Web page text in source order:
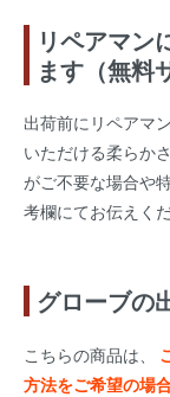
リペアマン
ます（無料
出荷前にリペアマ
いただける柔らか
がご不要な場合や
考欄にてお伝えくだ
グローブの
こちらの商品は、
方法をご希望の場